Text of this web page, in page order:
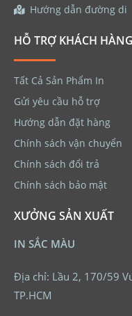
Hướng dẫn đường di
HỖ TRỢ KHÁCH HÀNG
Tất Cả Sản Phẩm In
Gửi yêu cầu hỗ trợ
Hướng dẫn đặt hàng
Chính sách vận chuyển
Chính sách đổi trả
Chính sách bảo mật
XƯỞNG SẢN XUẤT
IN SẮC MÀU
Địa chỉ: Lầu 2, 170/59
TP.HCM